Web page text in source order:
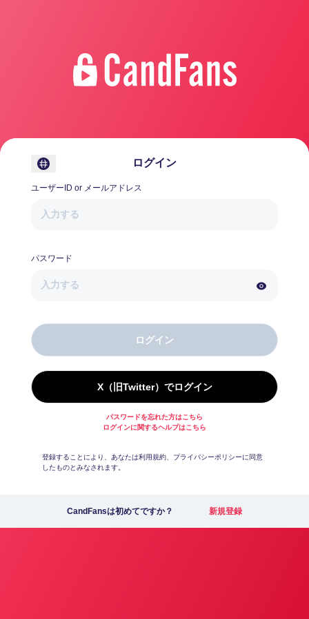
ログイン
ユーザーID or メールアドレス
パスワード
ログイン
X（旧Twitter）でログイン
パスワードを忘れた方はこちら
ログインに関するヘルプはこちら
登録することにより、あなたは利用規約、プライバシーポリシーに同意
したものとみなされます。
CandFansは初めてですか？ 新規登録